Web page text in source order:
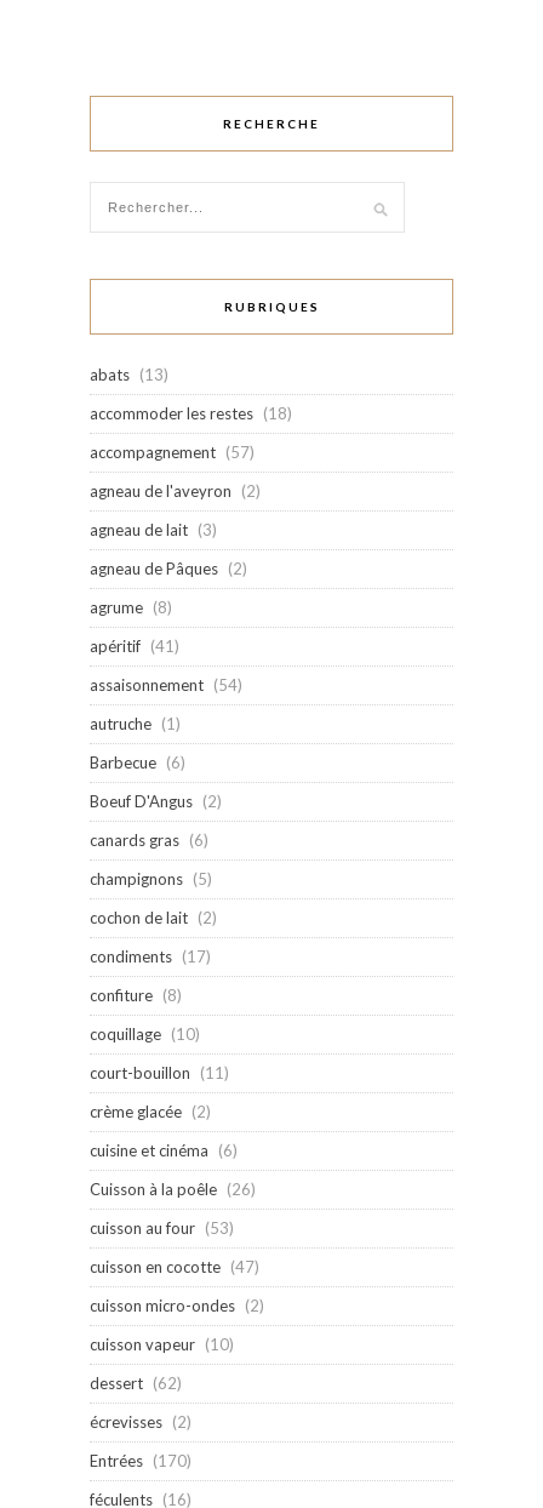
RECHERCHE
RUBRIQUES
abats (13)
accommoder les restes (18)
accompagnement (57)
agneau de l'aveyron
(2)
agneau de lait (3)
agneau de Pâques (2)
agrume (8)
apéritif (41)
assaisonnement (54)
autruche (1)
Barbecue (6)
Boeuf D'Angus (2)
canards gras (6)
champignons (5)
cochon de lait (2)
condiments (17)
confiture (8)
coquillage (10)
court-bouillon
(11)
crème glacée (2)
cuisine et cinéma
(6)
Cuisson à la poêle (26)
cuisson au four (53)
cuisson en cocotte (47)
cuisson micro-ondes (2)
cuisson vapeur (10)
dessert (62)
écrevisses (2)
Entrées (170)
féculents (16)